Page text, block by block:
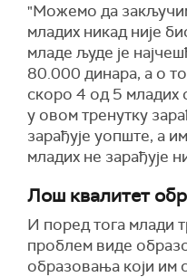
"Можемо да
младих никад није
младе људе је
80.000 динара, а о
скоро 4 од 5 младих
у овом тренутку
зарађује уопште, а
младих не зарађује
Лош квалитет
И поред тога млади
проблем виде
образовања који им